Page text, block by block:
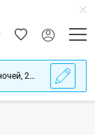
Черногория, вылет 30.07.2026 - 22.08.2026 , 7 - 14 ночей, 2 взрослых